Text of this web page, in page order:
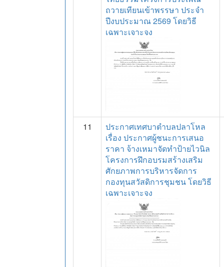
ถวายเทียนเข้าพรรษา ประจำ
ปีงบประมาณ 2569 โดยวิธี
เฉพาะเจาะจง
11
ประกาศเทศบาตำบลปลาโหล
เรื่อง ประกาศผู้ชนะการเสนอ
ราคา จ้างเหมาจัดทำป้ายไวนิล
โครงการฝึกอบรมสร้างเสริม
ศักยภาพการบริหารจัดการ
กองทุนสวัสดิการชุมชน โดยวิธี
เฉพาะเจาะจง